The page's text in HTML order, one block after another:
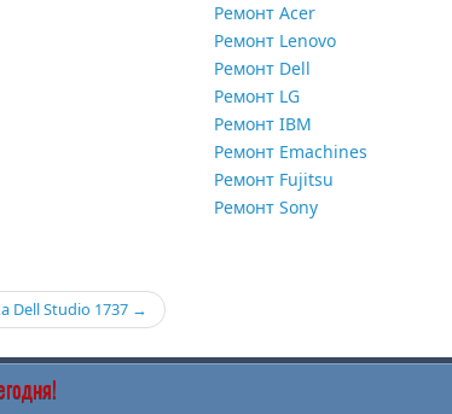
Dell Studio 1737
Ремонт Acer
Ремонт Lenovo
Ремонт Dell
Ремонт LG
Ремонт IBM
Ремонт Emachines
Ремонт Fujitsu
Ремонт Sony